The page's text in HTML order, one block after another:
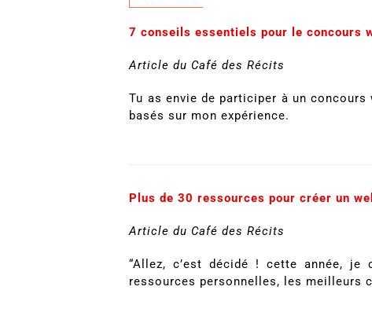
7 conseils essentiels pour le concours
Article du Café des Récits
Tu as envie de participer à un
basés sur mon expérience.
Plus de 30 ressources pour créer un
Article du Café des Récits
“Allez, c’est décidé ! cette année,
ressources personnelles, les meilleurs